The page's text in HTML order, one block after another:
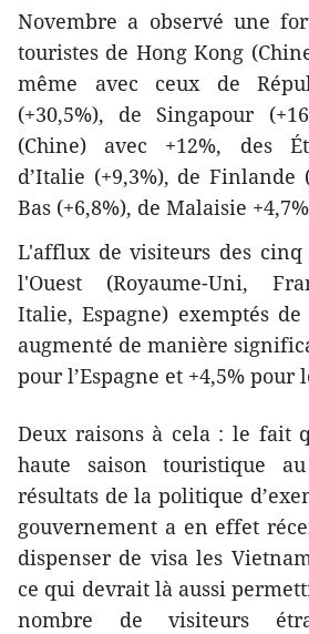
Novembre a observé une
touristes de Hong Kong
même avec ceux de
(+30,5%), de Singapour
(Chine) avec +12%, des
d’Italie (+9,3%), de Finlande
Bas (+6,8%), de Malaisie
L'afflux de visiteurs des cinq
l'Ouest (Royaume-Uni,
Italie, Espagne) exemptés
augmenté de manière
pour l’Espagne et +4,5% pour
Deux raisons à cela : le fait
haute saison touristique
résultats de la politique
gouvernement a en effet
dispenser de visa les
ce qui devrait là aussi
nombre de visiteurs